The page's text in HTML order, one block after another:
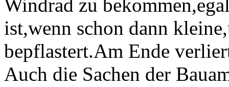
Windrad zu
ist,wenn schon dann
bepflastert.Am Ende
Auch die Sachen der